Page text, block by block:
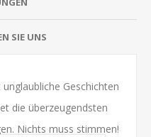
SIE UNS
Geschichten
die überzeugendsten
Nichts muss stimmen!